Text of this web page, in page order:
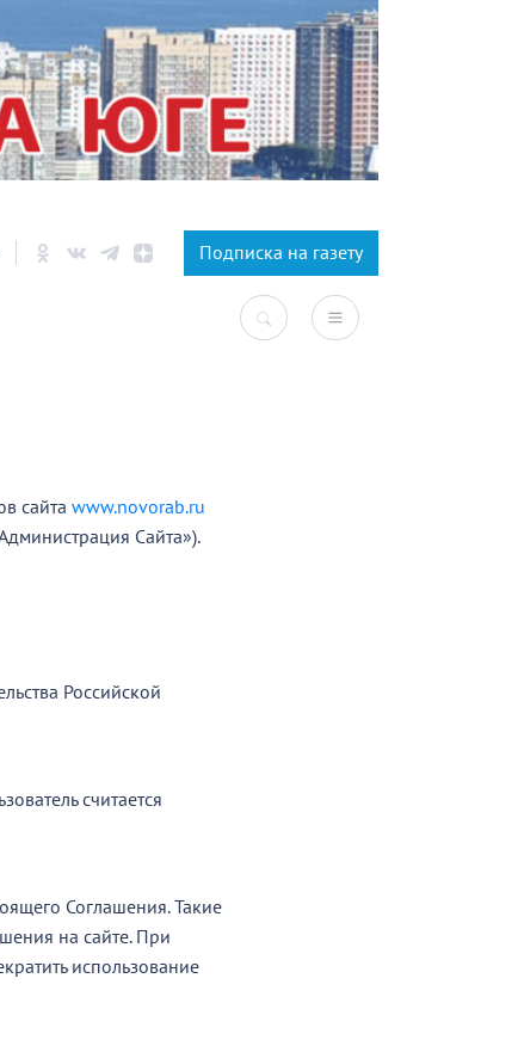
Подписка на газету
сайта www.novorab.ru
Сайта»).
Российской
считается
Соглашения. Такие
на сайте. При
использование